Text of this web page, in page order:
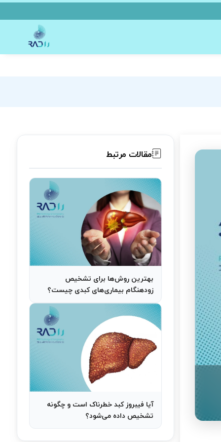
مقالات مرتبط
بهترین روش‌ها برای تشخیص
زودهنگام بیماری‌های کبدی چیست؟
آیا فیبروز کبد خطرناک است و چگونه
تشخیص داده می‌شود؟